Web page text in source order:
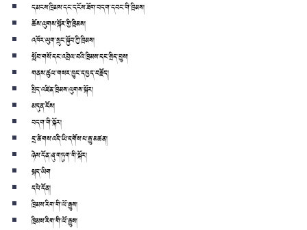
དམངས་ཁྲིམས་དང་དངོས་ཟོག་བདག་དབང་གི་ཁྲིམས།
ཆོས་ལུགས་སྐོར་གྱི་ཁྲིམས།
འཁོར་ཡུག་སྲུང་སྐྱོབ་ཀྱི་ཁྲིམས།
སློབ་གསོ་དང་འབྲེལ་བའི་ཁྲིམས་དང་སྲིད་བྱུས།
གནས་ཚུལ་གསར་བྱུང་དཔྱད་བརྗོད།
སྲིད་འཛིན་ཁྲིམས་ལུགས་སྐོར།
མདུན་ངོས།
བདག་གི་སྐོར།
དྲ་ཚིགས་འདི་ཡི་དགོས་པ་རྒྱུ་མཚན།
ཉེས་དོན་ཞུ་གཏུག་གི་སྐོར།
སྐད་ཡིག
དཔེ་དོན།
ཁྲིམས་རིག་གི་ལོ་རྒྱུས།
ཁྲིམས་རིག་གི་ལོ་རྒྱུས།